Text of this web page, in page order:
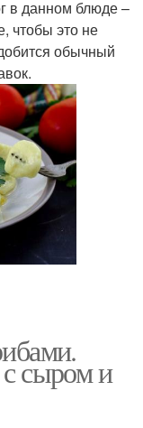
в данном блюде –
чтобы это не
обычный
сыром и